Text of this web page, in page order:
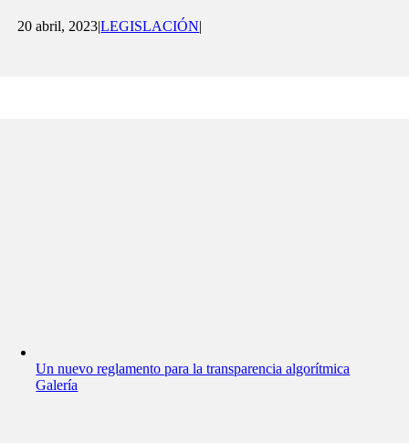
20 abril, 2023|LEGISLACIÓN|
Un nuevo reglamento para la transparencia algorítmica
Galería